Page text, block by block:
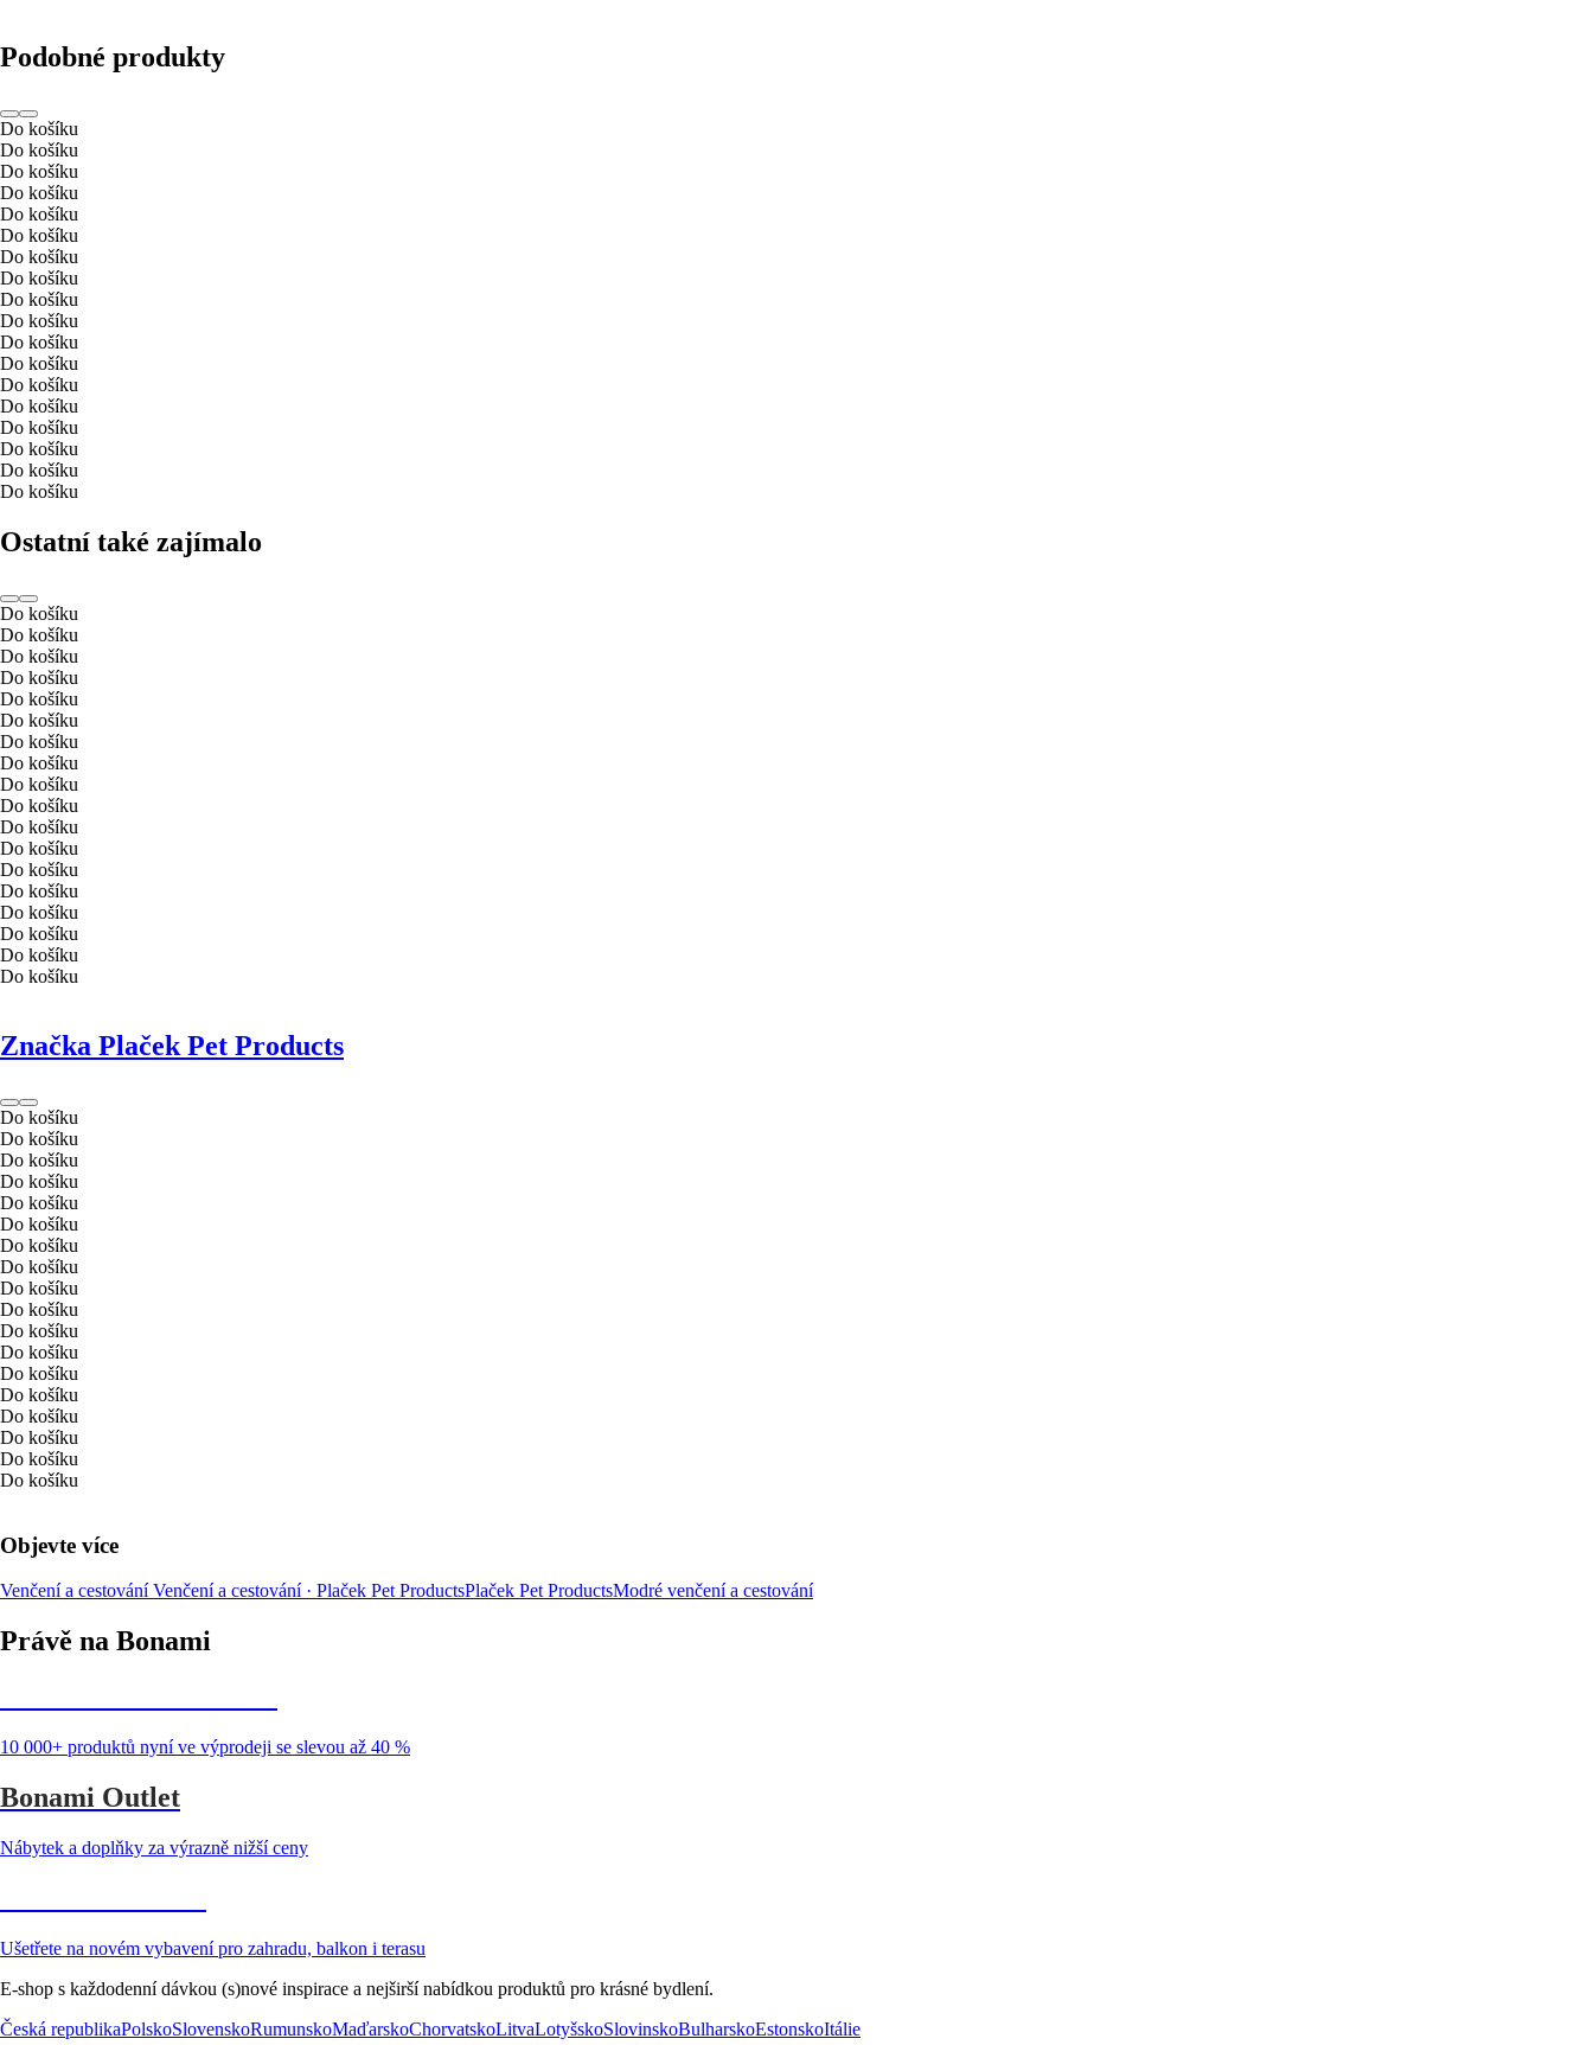
Podobné produkty
Do košíku
Do košíku
Do košíku
Do košíku
Do košíku
Do košíku
Do košíku
Do košíku
Do košíku
Do košíku
Do košíku
Do košíku
Do košíku
Do košíku
Do košíku
Do košíku
Do košíku
Do košíku
Ostatní také zajímalo
Do košíku
Do košíku
Do košíku
Do košíku
Do košíku
Do košíku
Do košíku
Do košíku
Do košíku
Do košíku
Do košíku
Do košíku
Do košíku
Do košíku
Do košíku
Do košíku
Do košíku
Do košíku
Značka Plaček Pet Products
Do košíku
Do košíku
Do košíku
Do košíku
Do košíku
Do košíku
Do košíku
Do košíku
Do košíku
Do košíku
Do košíku
Do košíku
Do košíku
Do košíku
Do košíku
Do košíku
Do košíku
Do košíku
Objevte více
Venčení a cestováníVenčení a cestování · Plaček Pet ProductsPlaček Pet ProductsModré venčení a cestování
Právě na Bonami
10 000+ produktů nyní ve výprodeji se slevou až 40 %
Bonami Outlet
Nábytek a doplňky za výrazně nižší ceny
Ušetřete na novém vybavení pro zahradu, balkon i terasu
E-shop s každodenní dávkou (s)nové inspirace a nejširší nabídkou produktů pro krásné bydlení.
Česká republikaPolskoSlovenskoRumunskoMaďarskoChorvatskoLitvaLotyšskoSlovinskoBulharskoEstonskoItálie